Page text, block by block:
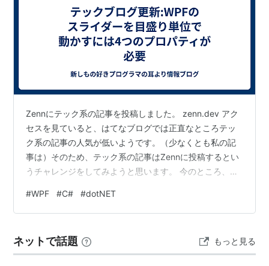
GUIの設計ができるようになる。(MS推奨はC# +
旧来のWindowsのプレゼンテーションレイヤであるGDI
を置き換えることを目的としているだけでなく、ポスト
HTML、ベターHTMLを目的として開発された側面もあ
り、HTTP越しの閲覧などにも対応する。WPFは
MicrosoftによるFlash対抗技術などと称される場合があ
るが、デザイン出力がXAMLによるマークアップとして
出力される点がFlashとの大きな相違点と言えるだろ
う。(XAMLをコンパイルしてバイナリ化したBAMLとい
う形式も利用される)
現在のところ.NET Framework 3.0がインストールされ
が、Macintosh/Unix環境にも対応するWPF/eの登場が
Zennにテック系の記事を投稿しました。 zenn.dev アク
セスを見ていると、はてなブログでは正直なところテッ
ク系の記事の人気が低いようです。（少なくとも私の記
事は）そのため、テック系の記事はZennに投稿するとい
うチャレンジをしてみようと思います。 今のところ、こ
で、もしチェックしている方がいたらそのままでも問題
ありません。もちろん、テック系の記事に興味があれば
#WPF #C# #dotNET
ネットで話題 もっと見る